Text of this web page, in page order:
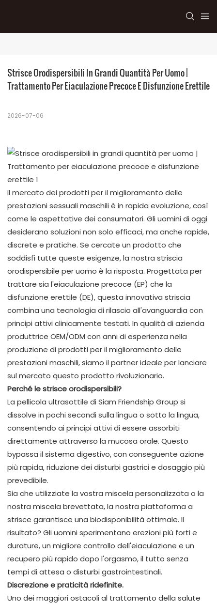
Strisce Orodispersibili In Grandi Quantità Per Uomo |
Trattamento Per Eiaculazione Precoce E Disfunzione Erettile
2026-07-06
Il mercato dei prodotti per il miglioramento delle
prestazioni sessuali maschili è in rapida evoluzione, così
come le aspettative dei consumatori. Gli uomini di oggi
desiderano soluzioni non solo efficaci, ma anche rapide,
discrete e pratiche. Se cercate un prodotto che
soddisfi tutte queste esigenze, la nostra striscia
orodispersibile per uomo è la risposta. Progettata per
trattare sia l'eiaculazione precoce (EP) che la
disfunzione erettile (DE), questa innovativa striscia
combina una tecnologia di rilascio all'avanguardia con
principi attivi clinicamente testati. In qualità di azienda
produttrice OEM/ODM con anni di esperienza nella
produzione di prodotti per il miglioramento delle
prestazioni maschili, siamo il partner ideale per lanciare
sul mercato questo prodotto rivoluzionario.
Perché le strisce orodispersibili?
La pellicola ultrasottile di Siam Friendship Group si
dissolve in pochi secondi sulla lingua o sotto la lingua,
consentendo ai principi attivi di essere assorbiti
direttamente attraverso la mucosa orale. Questo
bypassa il sistema digestivo, con conseguente azione
più rapida, riduzione dei disturbi gastrici e dosaggio più
prevedibile.
Sia che utilizziate la vostra miscela personalizzata o la
nostra miscela brevettata, la nostra piattaforma a
strisce garantisce una biodisponibilità ottimale. Il
risultato? Gli uomini sperimentano erezioni più forti e
durature, un migliore controllo dell'eiaculazione e un
recupero più rapido dopo l'orgasmo, il tutto senza
tempi di attesa o disturbi gastrointestinali.
Discrezione e praticità ridefinite.
Uno dei maggiori ostacoli al trattamento della salute